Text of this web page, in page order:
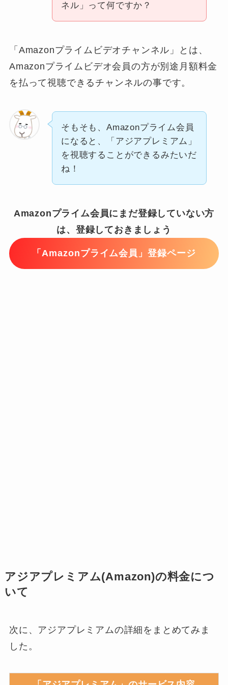
ネル」って何ですか？
「Amazonプライムビデオチャンネル」とは、
Amazonプライムビデオ会員の方が別途月額料金
を払って視聴できるチャンネルの事です。
そもそも、Amazonプライム会員
になると、「アジアプレミアム」
を視聴することができるみたいだ
ね！
Amazonプライム会員にまだ登録していない方
は、登録しておきましょう
「Amazonプライム会員」登録ページ
アジアプレミアム(Amazon)の料金につ
いて
次に、アジアプレミアムの詳細をまとめてみま
した。